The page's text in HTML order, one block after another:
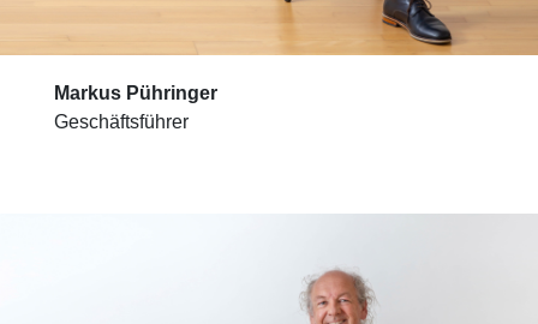
Markus Pühringer
Geschäftsführer